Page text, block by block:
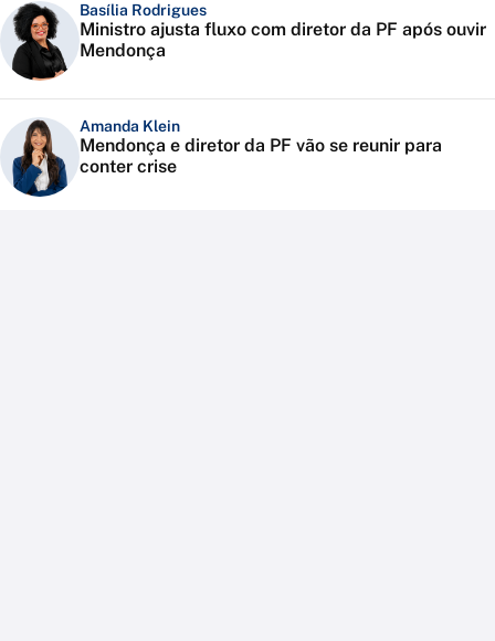
Basília Rodrigues
Ministro ajusta fluxo com diretor da PF após ouvir
Mendonça
Amanda Klein
Mendonça e diretor da PF vão se reunir para
conter crise